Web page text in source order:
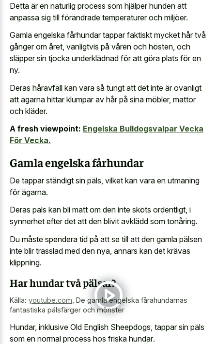
Detta är en naturlig process som hjälper hunden att
anpassa sig till förändrade temperaturer och miljöer.
Gamla engelska fårhundar tappar faktiskt mycket hår två
gånger om året, vanligtvis på våren och hösten, och
släpper sin tjocka underklädnad för att göra plats för en
ny.
Deras håravfall kan vara så tungt att det inte är ovanligt
att ägarna hittar klumpar av hår på sina möbler, mattor
och kläder.
A fresh viewpoint: Engelska Bulldogsvalpar Vecka
För Vecka.
Gamla engelska fårhundar
De tappar ständigt sin päls, vilket kan vara en utmaning
för ägarna.
Deras päls kan bli matt om den inte sköts ordentligt, i
synnerhet efter det att den blivit avklädd som tonåring.
Du måste spendera tid på att se till att den gamla pälsen
inte blir trasslad med den nya, annars kan det krävas
klippning.
Har hundar två pälsar?
Källa: youtube.com De gamla engelska fårahundarnas
fantastiska pälsfärger och mönster
Hundar, inklusive Old English Sheepdogs, tappar sin päls
som en normal process hos friska hundar.